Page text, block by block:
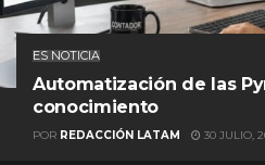
ES NOTICIA
Automatización de las
conocimiento
POR REDACCIÓN LATAM 30 JULIO,